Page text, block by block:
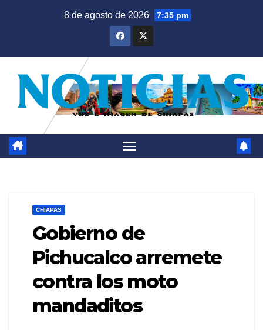
8 de agosto de 2026 7:35 pm
CHIAPAS
Gobierno de
Pichucalco arremete
contra los moto
mandaditos